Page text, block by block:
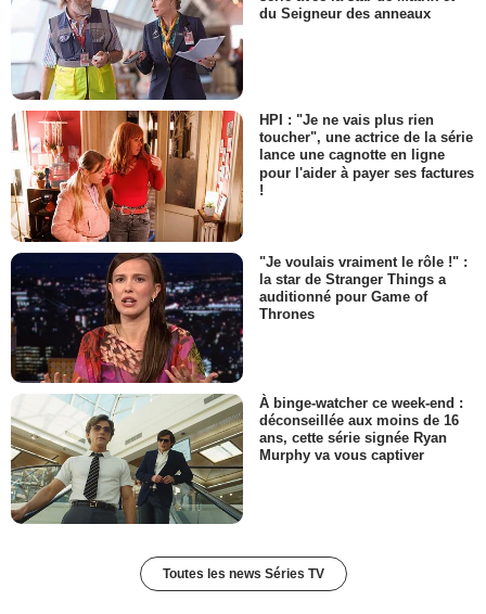
du Seigneur des anneaux
HPI : "Je ne vais plus rien
toucher", une actrice de la série
lance une cagnotte en ligne
pour l'aider à payer ses factures
!
"Je voulais vraiment le rôle !" :
la star de Stranger Things a
auditionné pour Game of
Thrones
À binge-watcher ce week-end :
déconseillée aux moins de 16
ans, cette série signée Ryan
Murphy va vous captiver
Toutes les news Séries TV